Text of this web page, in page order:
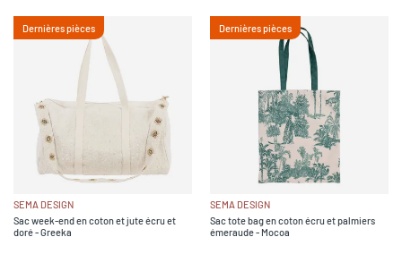
Dernières pièces
SEMA DESIGN
Sac week-end en coton et jute écru et
doré - Greeka
Dernières pièces
SEMA DESIGN
Sac tote bag en coton écru et palmiers
émeraude - Mocoa